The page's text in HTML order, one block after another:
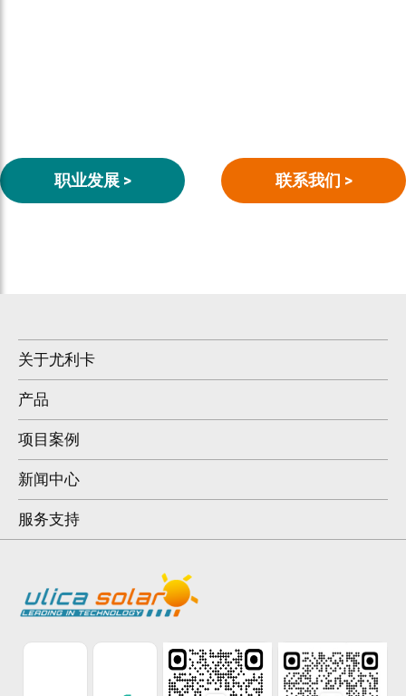
职业发展 > 联系我们 >
关于尤利卡
产品
项目案例
新闻中心
服务支持